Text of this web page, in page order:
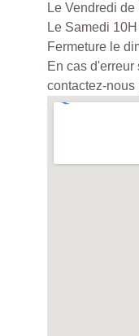
Le Vendredi de
Le Samedi
Fermeture le
En cas d'erreur
contactez-nous